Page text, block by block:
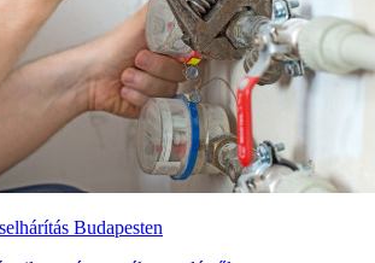
Budapesten